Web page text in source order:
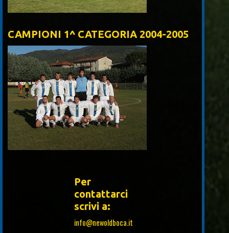
CAMPIONI 1^ CATEGORIA 2004-2005
Per
contattarci
scrivi a:
info@newoldboca.it